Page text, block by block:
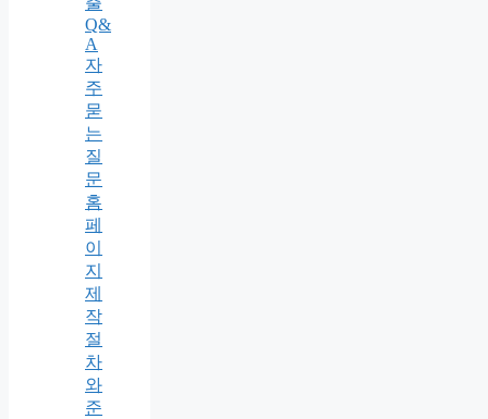
Q&
A
자
주
묻
는
질
문
홈
페
이
지
제
작
절
차
와
준